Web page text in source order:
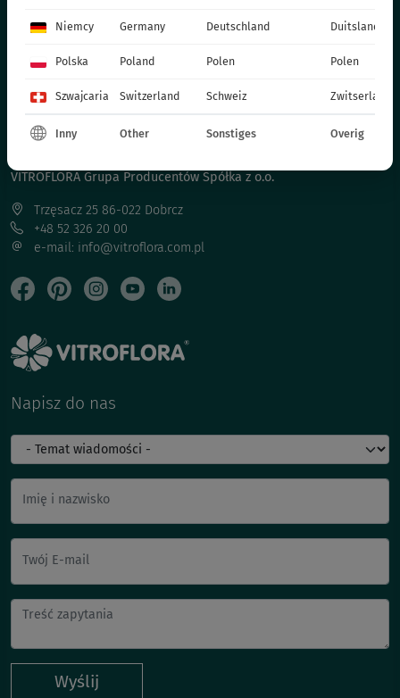
KATALOGI
MATERIAŁY PRODUKCYJNE
SOCIAL MEDIA
KONTAKT
VITROFLORA Grupa Producentów Spółka z o.o.
Trzęsacz 25 86-022 Dobrcz
+48 52 326 20 00
e-mail: info@vitroflora.com.pl
Napisz do nas
Imię i nazwisko
Twój E-mail
Wyślij
Niemcy Germany Deutschland Duitsland
Polska Poland Polen Polen
Szwajcaria Switzerland Schweiz Zwitserland
Inny Other Sonstiges Overig